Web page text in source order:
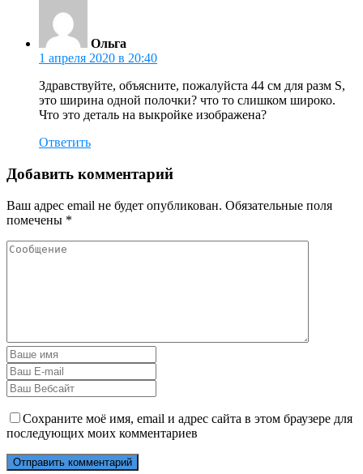
Ольга
1 апреля 2020 в 20:40
Здравствуйте, объясните, пожалуйста 44 см для разм S,
это ширина одной полочки? что то слишком широко.
Что это деталь на выкройке изображена?
Ответить
Добавить комментарий
Ваш адрес email не будет опубликован. Обязательные поля
помечены *
Сохраните моё имя, email и адрес сайта в этом браузере для
последующих моих комментариев